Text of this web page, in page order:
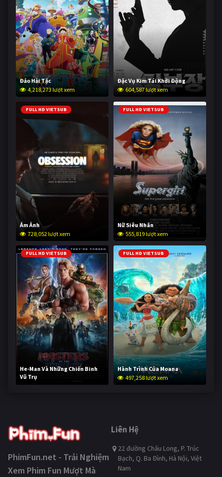
Đảo Hải Tặc
4,218,273 lượt xem
Đặc Vụ Kim Tái Khởi Động
604,587 lượt xem
FULL HD VIETSUB
Ám Ảnh
728,052 lượt xem
FULL HD VIETSUB
Nữ Siêu Nhân
555,819 lượt xem
FULL HD VIETSUB
He-Man Và Những Chiến Binh
Vũ Trụ
246,475 lượt xem
FULL HD VIETSUB
Hành Trình Của Moana
497,258 lượt xem
PhimFun.net - Trải Nghiệm
Xem Phim Fun Mượt Mà
Liên Hệ
22 đường Châu Long, P. Trúc
Bạch, Q. Ba Đình, Hà Nội, Việt
Nam